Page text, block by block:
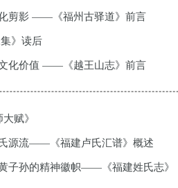
化剪影 ——《福州古驿道》前言
》读后
文化价值 ——《越王山志》前言
赋》
氏源流——《福建卢氏汇谱》概述
子孙的精神徽帜——《福建姓氏志》